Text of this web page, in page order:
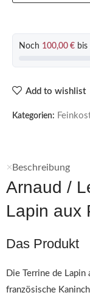
Noch 100,00 € bis
Add to wishlist
Kategorien:
Beschreibung
Arnaud /
Lapin aux
Das Produkt
Die Terrine de
französische